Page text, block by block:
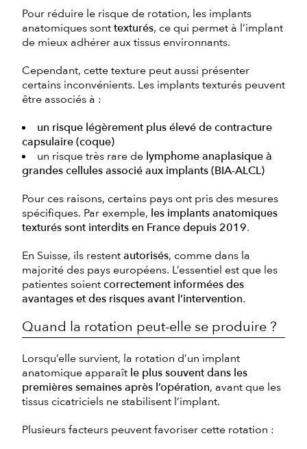
Pour réduire le risque de rotation, les implants
anatomiques sonttexturés, ce qui permet à l’implant
de mieux adhérer aux tissus environnants.
Cependant, cette texture peut aussi présenter
certains inconvénients. Les implants texturés peuvent
être associés à :
un risque légèrement plus élevé de contracture
capsulaire (coque)
un risque très rare de lymphome anaplasique à
grandes cellules associé aux implants (BIA-ALCL)
Pour ces raisons, certains pays ont pris des mesures
spécifiques. Par exemple, les implants anatomiques
texturés sont interdits en France depuis 2019.
En Suisse, ils restentautorisés, comme dans la
majorité des pays européens. L’essentiel est que les
patientes soientcorrectement informées des
avantages et des risques avant l’intervention.
Quand la rotation peut-elle se produire ?
Lorsqu’elle survient, la rotation d’un implant
anatomique apparaît le plus souvent dans les
premières semaines après l’opération, avant que les
tissus cicatriciels ne stabilisent l’implant.
Plusieurs facteurs peuvent favoriser cette rotation :